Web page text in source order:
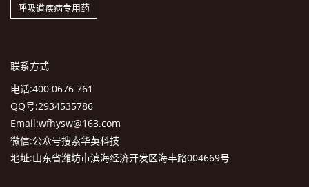
呼吸道疾病专用药
联系方式
电话:400 0676 761
QQ号:2934535786
Email:wfhysw@163.com
微信:公众号搜索华英科技
地址:山东省潍坊市滨海经济开发区海丰路004669号